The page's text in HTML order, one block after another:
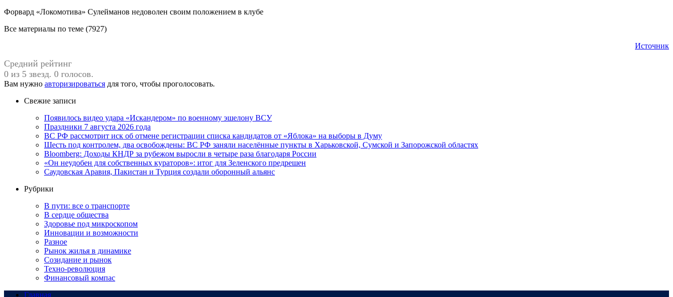
Форвард «Локомотива» Сулейманов недоволен своим положением в клубе
Все материалы по теме (7927)
Источник
Средний рейтинг
0 из 5 звезд. 0 голосов.
Вам нужно авторизироваться для того, чтобы проголосовать.
Свежие записи
Появилось видео удара «Искандером» по военному эшелону ВСУ
Праздники 7 августа 2026 года
ВС РФ рассмотрит иск об отмене регистрации списка кандидатов от «Яблока» на выборы в Думу
Шесть под контролем, два освобождены: ВС РФ заняли населённые пункты в Харьковской, Сумской и Запорожской областях
Bloomberg: Доходы КНДР за рубежом выросли в четыре раза благодаря России
«Он неудобен для собственных кураторов»: итог для Зеленского предрешен
Саудовская Аравия, Пакистан и Турция создали оборонный альянс
Рубрики
В пути: все о транспорте
В сердце общества
Здоровье под микроскопом
Инновации и возможности
Разное
Рынок жилья в динамике
Созидание и рынок
Техно-революция
Финансовый компас
Главная